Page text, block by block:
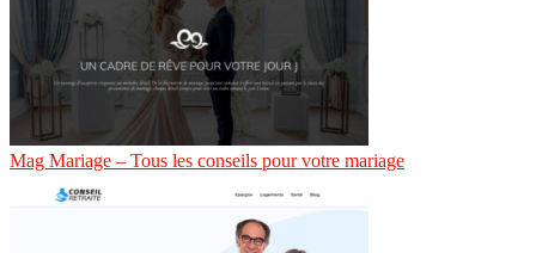
Mag Mariage – Tous les conseils pour votre mariage